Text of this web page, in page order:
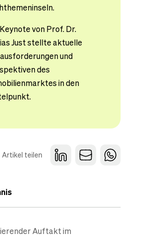
von Prof. Dr.
Just stellte aktuelle
und
des
in den
Artikel teilen
Auftakt im